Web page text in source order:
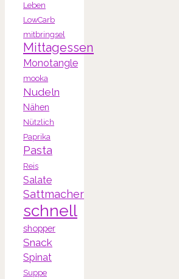
Leben
LowCarb
mitbringsel
Mittagessen
Monotangle
mooka
Nudeln
Nähen
Nützlich
Paprika
Pasta
Reis
Salate
Sattmacher
schnell
shopper
Snack
Spinat
Suppe